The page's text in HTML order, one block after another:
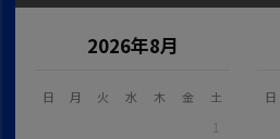
2026年8月
日 月 火 水 木 金 土
1
日